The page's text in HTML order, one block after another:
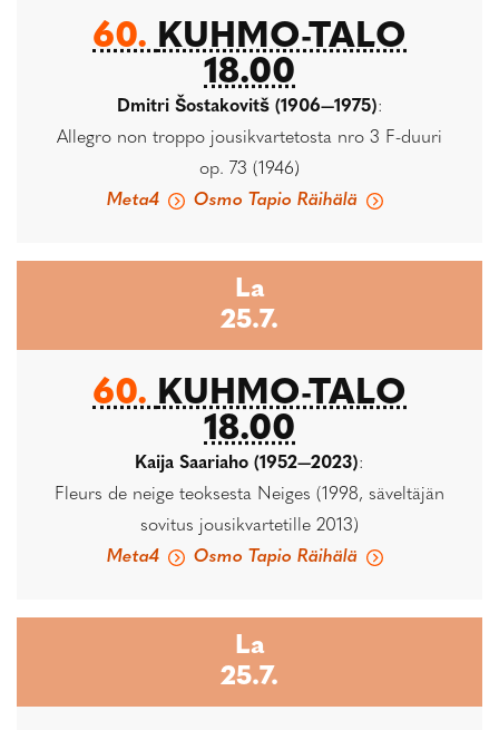
60. KUHMO-TALO
18.00
Dmitri Šostakovitš (1906—1975):
Allegro non troppo jousikvartetosta nro 3 F-duuri
op. 73 (1946)
Meta4
Osmo Tapio Räihälä
La
25.7.
60. KUHMO-TALO
18.00
Kaija Saariaho (1952—2023):
Fleurs de neige teoksesta Neiges (1998, säveltäjän
sovitus jousikvartetille 2013)
Meta4
Osmo Tapio Räihälä
La
25.7.